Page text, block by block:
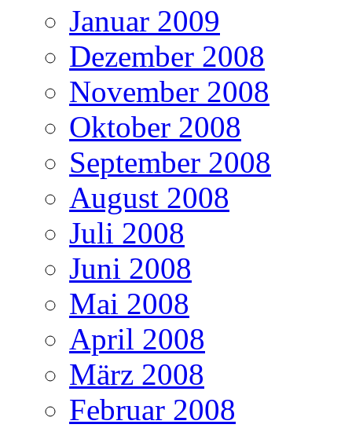
Januar 2009
Dezember 2008
November 2008
Oktober 2008
September 2008
August 2008
Juli 2008
Juni 2008
Mai 2008
April 2008
März 2008
Februar 2008